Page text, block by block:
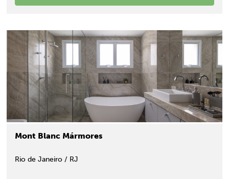
Mont Blanc Mármores
Rio de Janeiro / RJ